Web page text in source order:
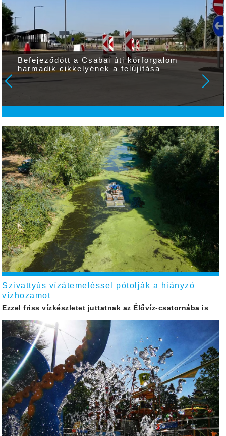
Befejeződött a Csabai úti körforgalom
harmadik cikkelyének a felújítása
Szivattyús vízátemeléssel pótolják a hiányzó
vízhozamot
Ezzel friss vízkészletet juttatnak az Élővíz-csatornába is